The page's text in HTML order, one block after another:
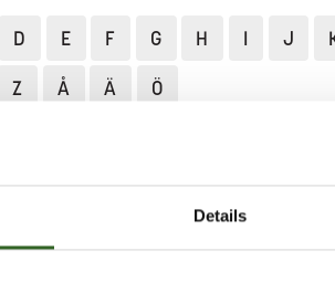
Details
D E F G H I J
Z Å Ä Ö
vastaanottavat